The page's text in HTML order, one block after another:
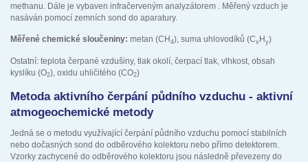
methanu. Dále je vybaven infračerveným analyzátorem . Měřený vzduch je
nasáván pomocí zemních sond do aparatury.
Měřené chemické sloučeniny: metan (CH 4), suma uhlovodíků (Cx H y)
Ostatní: teplota čerpané vzdušiny, tlak okolí, čerpací tlak, vlhkost, obsah
kyslíku (O2), oxidu uhličitého (CO2)
Metoda aktivního čerpání půdního vzduchu - aktivní
atmogeochemické metody
Jedná se o metodu využívající čerpání půdního vzduchu pomocí stabilních
nebo dočasných sond do odběrového kolektoru nebo přímo detektorem.
Vzorky zachycené do odběrového kolektoru jsou následně převezeny do